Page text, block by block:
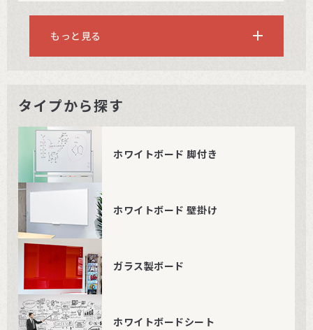
もっと見る
タイプから探す
ホワイトボード 脚付き
ホワイトボード 壁掛け
ガラス製ボード
ホワイトボードシート